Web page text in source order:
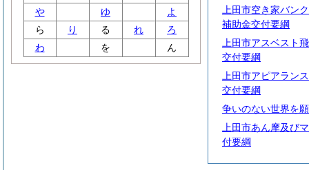
上田市空き家バン
補助金交付要綱
上田市アスベスト
交付要綱
上田市アピアラン
交付要綱
争いのない世界を
上田市あん摩及び
付要綱
や
ゆ
よ
ら
り る れ
ろ
わ
を ん